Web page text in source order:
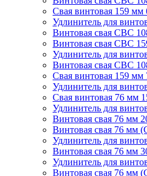
Свая винтовая 159 мм
Удлинитель для
Винтовая свая СВС
Винтовая свая СВС
Удлинитель для
Винтовая свая СВС
Свая винтовая 159 мм
Удлинитель для
Свая винтовая 76 мм
Удлинитель для
Винтовая свая 76 мм
Винтовая свая 76 мм
Удлинитель для
Винтовая свая 76 мм
Удлинитель для
Винтовая свая 76 мм